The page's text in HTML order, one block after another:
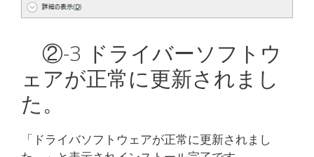
②-3 ドライバーソフトウ
ェアが正常に更新されまし
た。
「ドライバソフトウェアが正常に更新されまし